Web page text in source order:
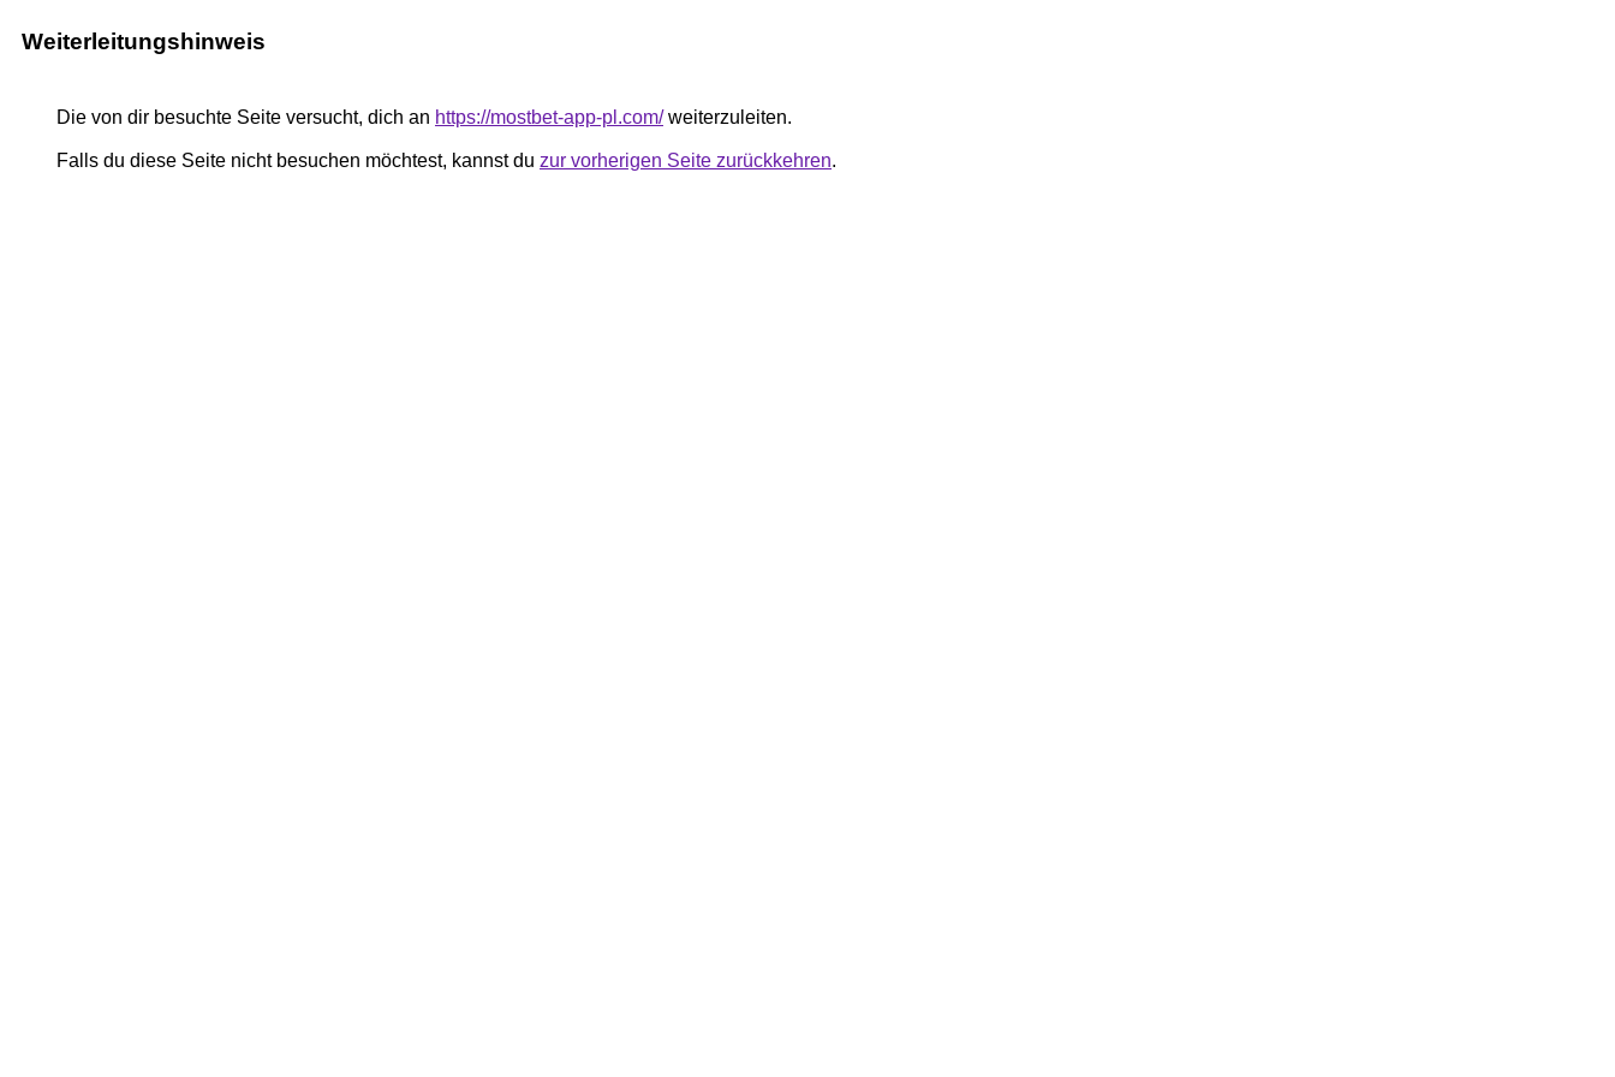
Weiterleitungshinweis
Die von dir besuchte Seite versucht, dich an https://mostbet-app-pl.com/weiterzuleiten.
Falls du diese Seite nicht besuchen möchtest, kannst du zur vorherigen Seite zurückkehren.